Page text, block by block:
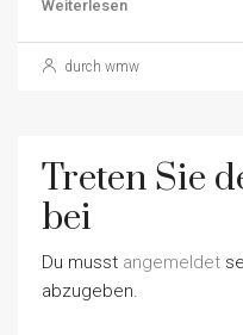
Weiterlesen
durch wmw
Treten Sie
bei
Du musst angemeldet
abzugeben.